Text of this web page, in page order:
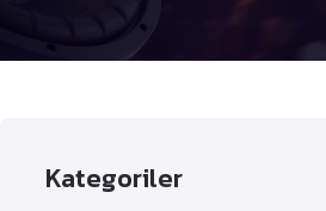
Kategoriler